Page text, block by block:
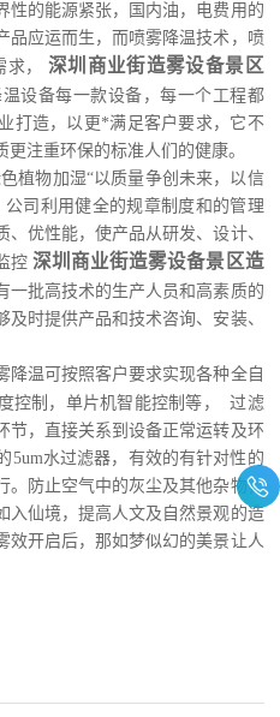
性的能源紧张，国内油，电费用的
品应运而生，而喷雾降温技术，喷
，
深圳商业街造雾设备景区
温设备每一款设备，每一个工程都
打造，以更*满足客户要求，它不
注重环保的标准人们的健康。
植物加湿“以质量争创未来，以信
司利用健全的规章制度和的管理
优性能，使产品从研发、设计、
控 深圳商业街造雾设备景区造
一批高技术的生产人员和高素质的
时提供产品和技术咨询、安装、
降温可按照客户要求实现各种全自
控制，单片机智能控制等，
过滤
节，直接关系到设备正常运转及环
5um水过滤器，有效的有针对性的
。
防止空气中的灰尘及其他杂物，
入仙境，提高人文及自然景观的造
效开启后，那如梦似幻的美景让人